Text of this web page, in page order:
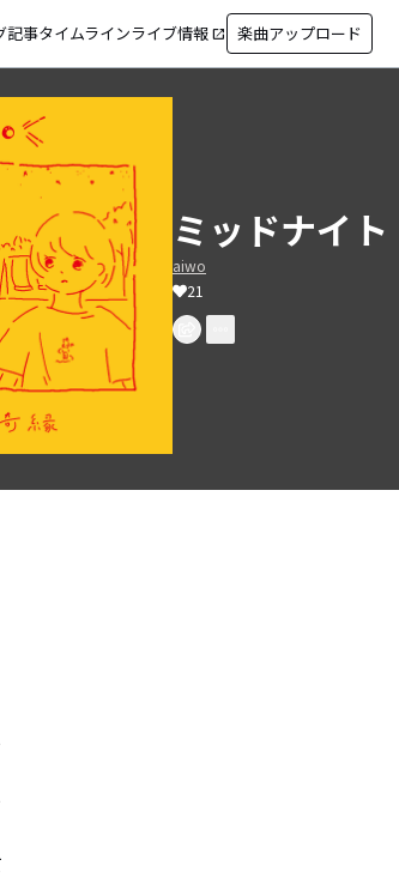
記事タイムラインライブ情報 open_in_new 楽曲アップロード
ミッドナイ
aiwo
21